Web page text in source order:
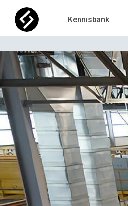
Kennisbank